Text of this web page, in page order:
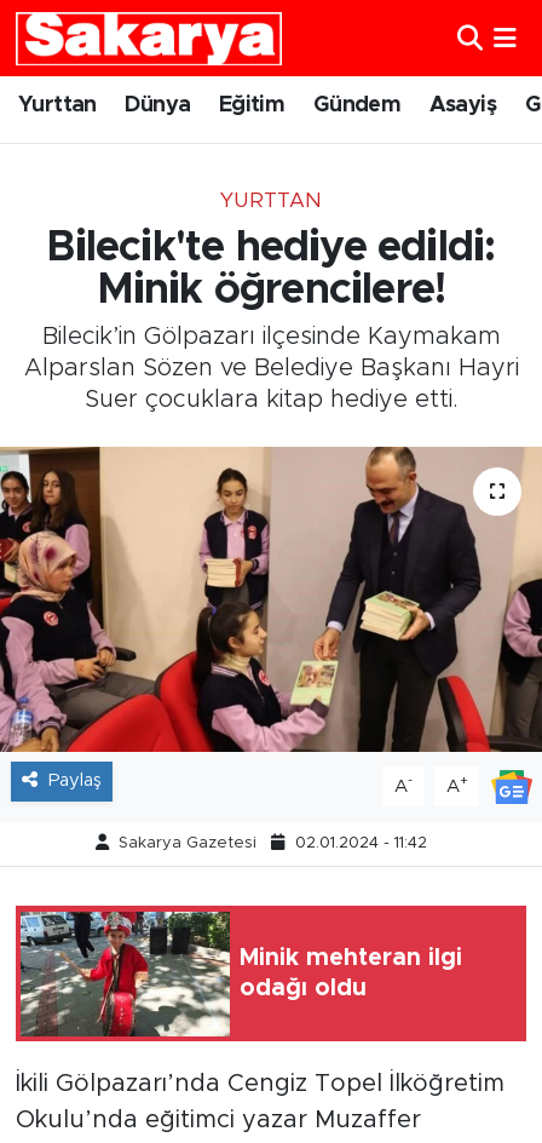
Yurttan Dünya Eğitim Gündem Asayiş
YURTTAN
Bilecik'te hediye edildi:
Minik öğrencilere!
Bilecik’in Gölpazarı ilçesinde Kaymakam
Alparslan Sözen ve Belediye Başkanı Hayri
Suer çocuklara kitap hediye etti.
Paylaş A- A+
Sakarya Gazetesi 02.01.2024 - 11:42
Minik mehteran ilgi
odağı oldu
İkili Gölpazarı’nda Cengiz Topel İlköğretim
Okulu’nda eğitimci yazar Muzaffer
Yurttan
Gündem
Eskişehirspor
Spor
Sağlık
Kültür Sanat
Tarihçe
Resmi İlanlar
Söyleşi
Foto Şaka
Teknoloji
Eskişehir Nöbetçi Eczaneler
Eskişehir Trafik Yoğunluk Haritası
Süper Lig Puan Durumu ve Fikstür
Tüm Manşetler
Son Dakika Haberleri
Haber Arşivi